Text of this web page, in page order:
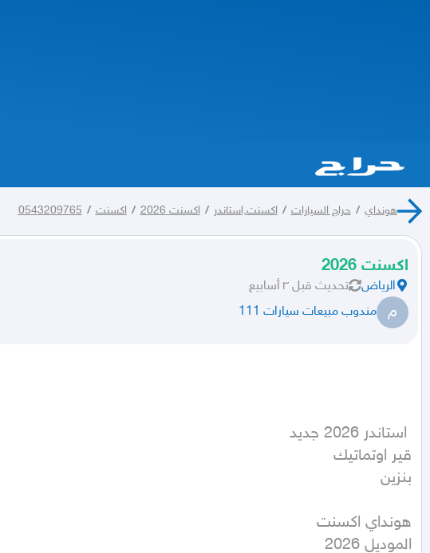
هونداي / حراج السيارات / اكسنت,استاندر / اكسنت 2026 / اكسنت /
0543209765
اكسنت 2026
الرياض تحديث قبل ٣ أسابيع
م مندوب مبيعات سيارات 111
بنزين